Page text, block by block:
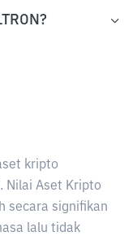
kripto
Nilai Aset Kripto
secara signifikan
lalu tidak